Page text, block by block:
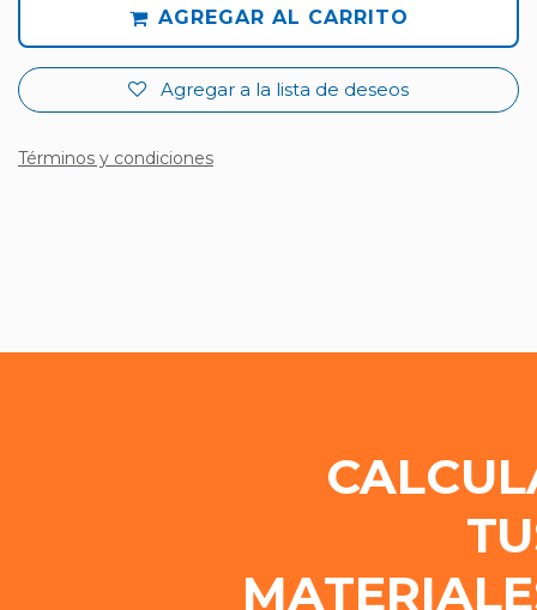
AGREGAR AL CARRITO
Agregar a la lista de deseos
Términos y condiciones